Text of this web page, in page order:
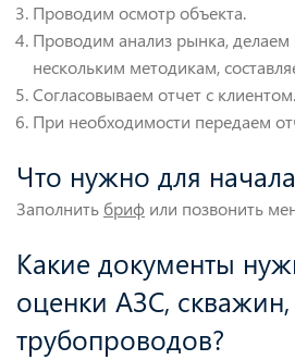
Проводим осмотр объекта.
Проводим анализ рынка, делаем
нескольким методикам,
Согласовываем отчет с клиентом.
При необходимости передаем
Что нужно для
Заполнить бриф или позвонить
Какие документы
оценки АЗС, скважин,
трубопроводов?